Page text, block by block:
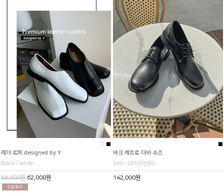
■ ■
레더 로퍼 designed by Y
Black / white
68,000원 62,000원
■
바크 레트로 더비 슈즈
240~285(5단위)
142,000원